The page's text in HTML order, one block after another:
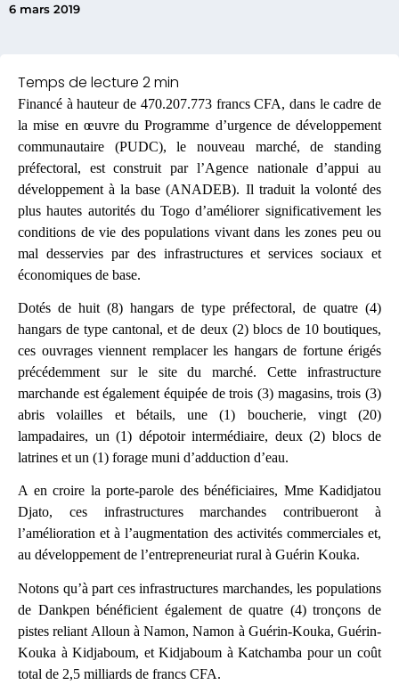
6 mars 2019
Financé à hauteur de 470.207.773 francs CFA, dans le cadre de
la mise en œuvre du Programme d’urgence de développement
communautaire (PUDC), le nouveau marché, de standing
préfectoral, est construit par l’Agence nationale d’appui au
développement à la base (ANADEB). Il traduit la volonté des
plus hautes autorités du Togo d’améliorer significativement les
conditions de vie des populations vivant dans les zones peu ou
mal desservies par des infrastructures et services sociaux et
économiques de base.
Dotés de huit (8) hangars de type préfectoral, de quatre (4)
hangars de type cantonal, et de deux (2) blocs de 10 boutiques,
ces ouvrages viennent remplacer les hangars de fortune érigés
précédemment sur le site du marché. Cette infrastructure
marchande est également équipée de trois (3) magasins, trois (3)
abris volailles et bétails, une (1) boucherie, vingt (20)
lampadaires, un (1) dépotoir intermédiaire, deux (2) blocs de
latrines et un (1) forage muni d’adduction d’eau.
A en croire la porte-parole des bénéficiaires, Mme Kadidjatou
Djato, ces infrastructures marchandes contribueront à
l’amélioration et à l’augmentation des activités commerciales et,
au développement de l’entrepreneuriat rural à Guérin Kouka.
Notons qu’à part ces infrastructures marchandes, les populations
de Dankpen bénéficient également de quatre (4) tronçons de
pistes reliant Alloun à Namon, Namon à Guérin-Kouka, Guérin-
Kouka à Kidjaboum, et Kidjaboum à Katchamba pour un coût
total de 2,5 milliards de francs CFA.